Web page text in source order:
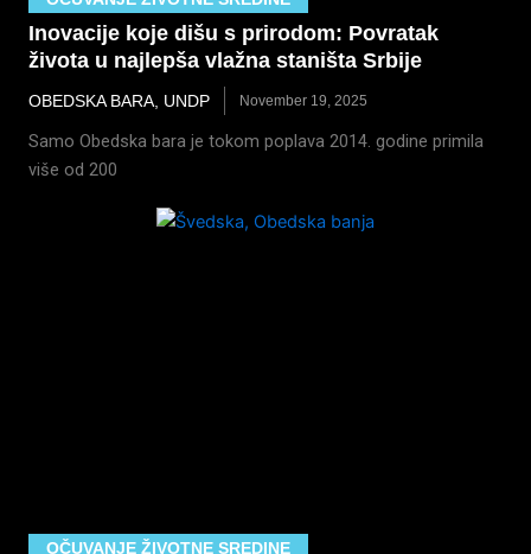
Inovacije koje dišu s prirodom: Povratak
života u najlepša vlažna staništa Srbije
OBEDSKA BARA UNDP November 19, 2025
Samo Obedska bara je tokom poplava 2014. godine primila
više od 200
OČUVANJE ŽIVOTNE SREDINE